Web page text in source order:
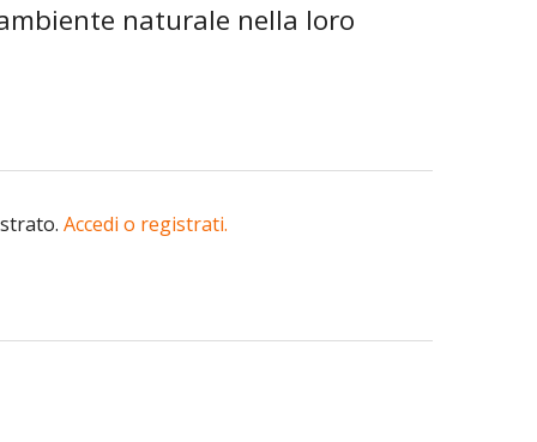
naturale nella loro
Accedi o registrati.